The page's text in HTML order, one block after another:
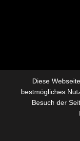
Diese
bestmögliches
Besuch der